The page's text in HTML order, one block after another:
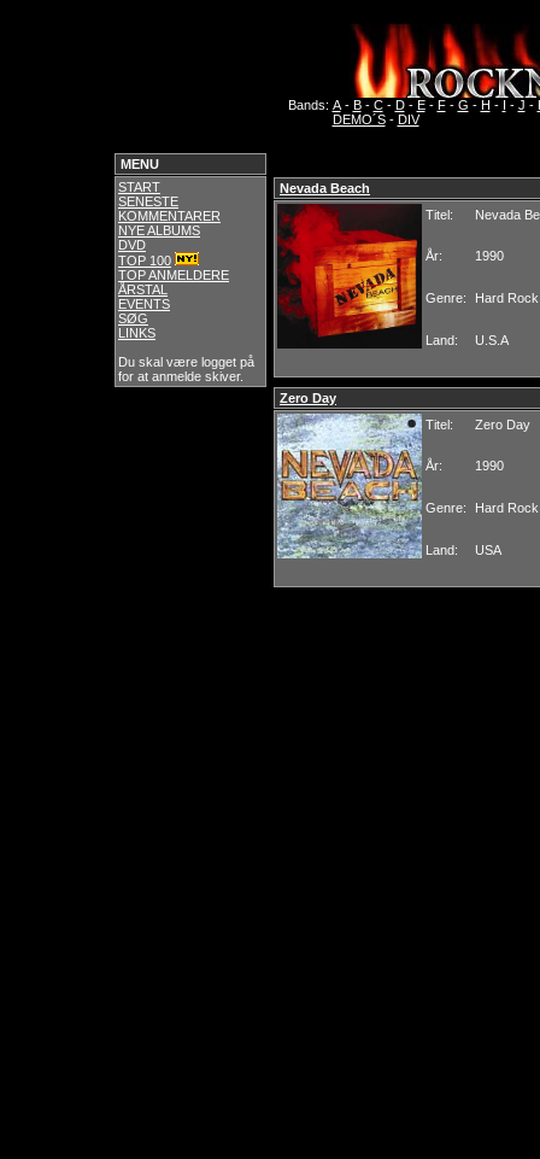
Bands: A- B- C- D- E- F- G - H - I - J -
DEMO´S- DIV
MENU
START
SENESTE
KOMMENTARER
NYE ALBUMS
DVD
TOP 100
TOP ANMELDERE
ÅRSTAL
EVENTS
SØG
LINKS
Du skal være logget på
for at anmelde skiver.
Nevada Beach
Titel:
Nevada
År: 1990
Genre: Hard Rock
Land: U.S.A
Zero Day
Titel:
Zero Day
År: 1990
Genre: Hard Rock
Land: USA